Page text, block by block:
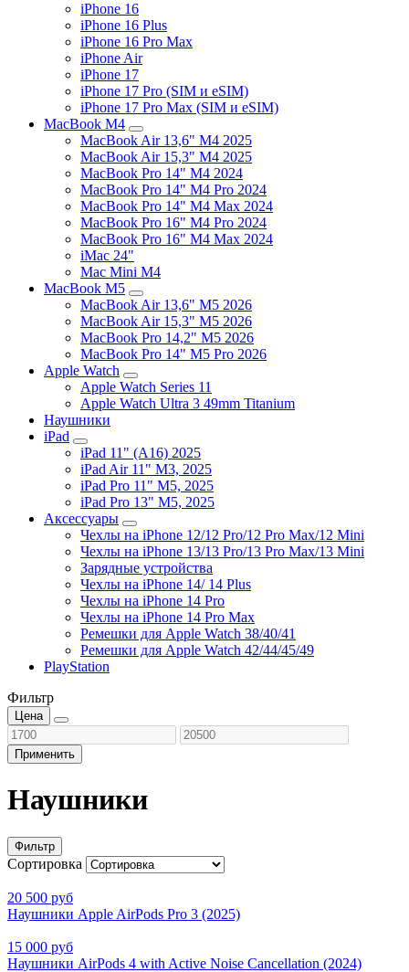
iPhone 16
iPhone 16 Plus
iPhone 16 Pro Max
iPhone Air
iPhone 17
iPhone 17 Pro (SIM и eSIM)
iPhone 17 Pro Max (SIM и eSIM)
MacBook M4
MacBook Air 13,6" M4 2025
MacBook Air 15,3" M4 2025
MacBook Pro 14" M4 2024
MacBook Pro 14" M4 Pro 2024
MacBook Pro 14" M4 Max 2024
MacBook Pro 16" M4 Pro 2024
MacBook Pro 16" M4 Max 2024
iMac 24"
Mac Mini M4
MacBook M5
MacBook Air 13,6" M5 2026
MacBook Air 15,3" M5 2026
MacBook Pro 14,2" M5 2026
MacBook Pro 14" M5 Pro 2026
Apple Watch
Apple Watch Series 11
Apple Watch Ultra 3 49mm Titanium
Наушники
iPad
iPad 11" (A16) 2025
iPad Air 11" M3, 2025
iPad Pro 11" M5, 2025
iPad Pro 13" M5, 2025
Аксессуары
Чехлы на iPhone 12/12 Pro/12 Pro Max/12 Mini
Чехлы на iPhone 13/13 Pro/13 Pro Max/13 Mini
Зарядные устройства
Чехлы на iPhone 14/ 14 Plus
Чехлы на iPhone 14 Pro
Чехлы на iPhone 14 Pro Max
Ремешки для Apple Watch 38/40/41
Ремешки для Apple Watch 42/44/45/49
PlayStation
Фильтр
Цена
Применить
Наушники
Фильтр
Сортировка
20 500 руб
Наушники Apple AirPods Pro 3 (2025)
15 000 руб
Наушники AirPods 4 with Active Noise Cancellation (2024)